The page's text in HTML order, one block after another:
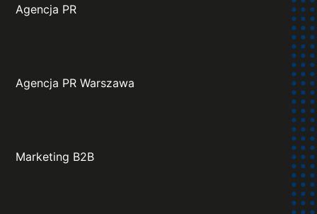
Agencja PR
Agencja PR Warszawa
Marketing B2B